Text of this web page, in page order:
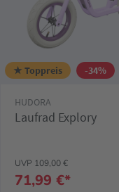
★ Toppreis -34%
HUDORA
Laufrad Explory
UVP 109,00 €
71,99 €*